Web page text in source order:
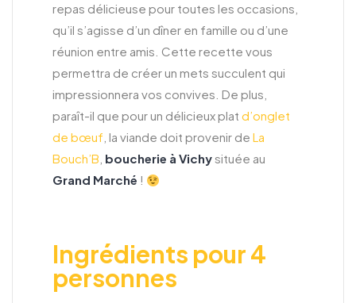
repas délicieuse pour toutes les occasions,
qu’il s’agisse d’un dîner en famille ou d’une
réunion entre amis. Cette recette vous
permettra de créer un mets succulent qui
impressionnera vos convives. De plus,
paraît-il que pour un délicieux plat d’onglet
de bœuf , la viande doit provenir de La
Bouch’B boucherie à Vichysituée au
Grand Marché !
Ingrédients pour 4
personnes